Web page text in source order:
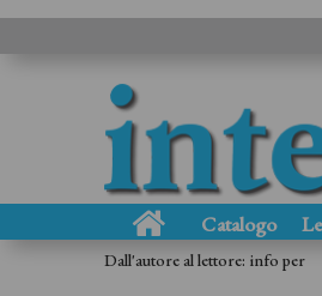
Catalogo
Dall'autore al lettore: info per